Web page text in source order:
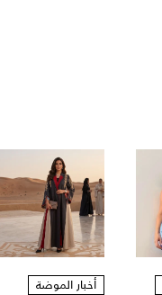
أخبار الموضة